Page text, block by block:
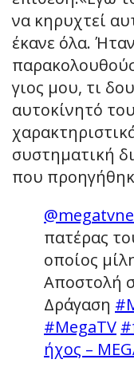
να κηρυχτεί
έκανε όλα.
γιος μου, τι
αυτοκίνητό
συστηματική
που
πατέρας
οποίος
Αποστολή
Δράγαση
#MegaTV
ήχος –